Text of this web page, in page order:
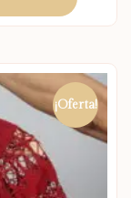
¡Oferta!